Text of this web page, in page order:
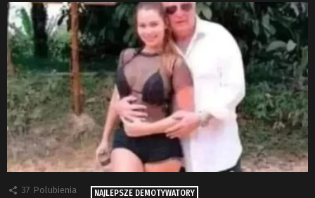
37 Polubienia NAJLEPSZE DEMOTYWATORY